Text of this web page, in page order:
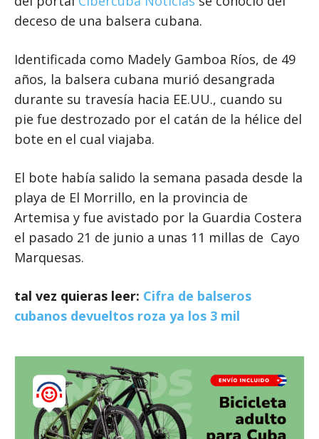
deceso de una balsera cubana.
Identificada como Madely Gamboa Ríos, de 49
años, la balsera cubana murió desangrada
durante su travesía hacia EE.UU., cuando su
pie fue destrozado por el catán de la hélice del
bote en el cual viajaba.
El bote había salido la semana pasada desde la
playa de El Morrillo, en la provincia de
Artemisa y fue avistado por la Guardia Costera
el pasado 21 de junio a unas 11 millas de Cayo
Marquesas.
tal vez quieras leer: Cifra de balseros
cubanos devueltos roza ya los 3 mil